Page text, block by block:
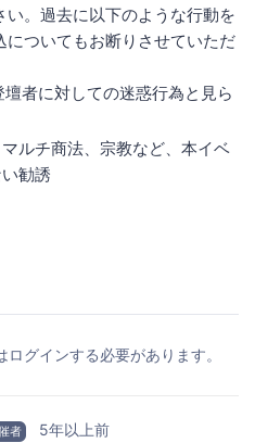
い。過去に以下のような行動を
についてもお断りさせていただ
者に対しての迷惑行為と見ら
ルチ商法、宗教など、本イベ
勧誘
ログインする必要があります。
者
5年以上前